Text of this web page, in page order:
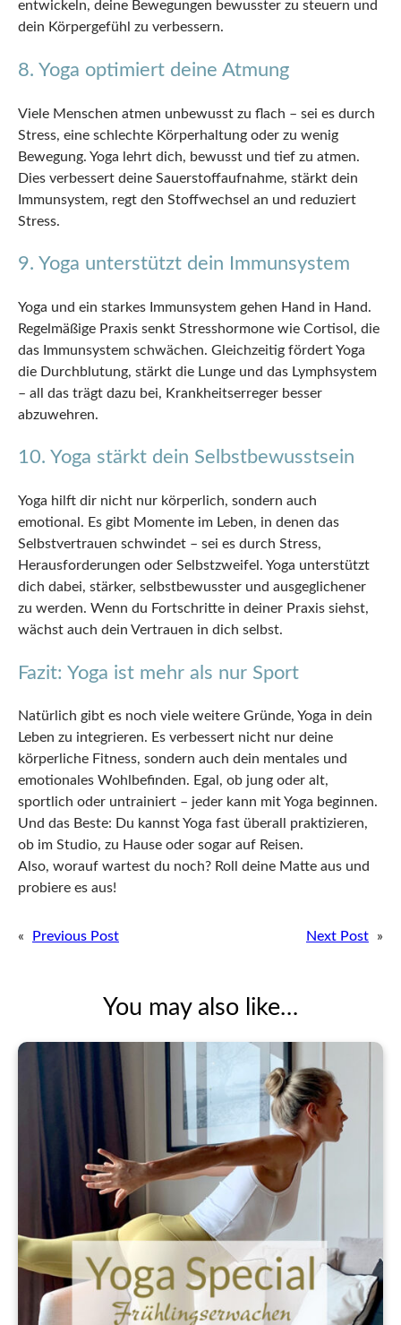
entwickeln, deine Bewegungen bewusster zu steuern und
dein Körpergefühl zu verbessern.
8. Yoga optimiert deine Atmung
Viele Menschen atmen unbewusst zu flach – sei es durch
Stress, eine schlechte Körperhaltung oder zu wenig
Bewegung. Yoga lehrt dich, bewusst und tief zu atmen.
Dies verbessert deine Sauerstoffaufnahme, stärkt dein
Immunsystem, regt den Stoffwechsel an und reduziert
Stress.
9. Yoga unterstützt dein Immunsystem
Yoga und ein starkes Immunsystem gehen Hand in Hand.
Regelmäßige Praxis senkt Stresshormone wie Cortisol, die
das Immunsystem schwächen. Gleichzeitig fördert Yoga
die Durchblutung, stärkt die Lunge und das Lymphsystem
– all das trägt dazu bei, Krankheitserreger besser
abzuwehren.
10. Yoga stärkt dein Selbstbewusstsein
Yoga hilft dir nicht nur körperlich, sondern auch
emotional. Es gibt Momente im Leben, in denen das
Selbstvertrauen schwindet – sei es durch Stress,
Herausforderungen oder Selbstzweifel. Yoga unterstützt
dich dabei, stärker, selbstbewusster und ausgeglichener
zu werden. Wenn du Fortschritte in deiner Praxis siehst,
wächst auch dein Vertrauen in dich selbst.
Fazit: Yoga ist mehr als nur Sport
Natürlich gibt es noch viele weitere Gründe, Yoga in dein
Leben zu integrieren. Es verbessert nicht nur deine
körperliche Fitness, sondern auch dein mentales und
emotionales Wohlbefinden. Egal, ob jung oder alt,
sportlich oder untrainiert – jeder kann mit Yoga beginnen.
Und das Beste: Du kannst Yoga fast überall praktizieren,
ob im Studio, zu Hause oder sogar auf Reisen.
Also, worauf wartest du noch? Roll deine Matte aus und
probiere es aus!
« Previous Post Next Post »
You may also like…